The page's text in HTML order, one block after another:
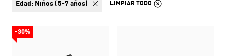
edad: Niños (5-7 años) LIMPIAR TODO
-30%